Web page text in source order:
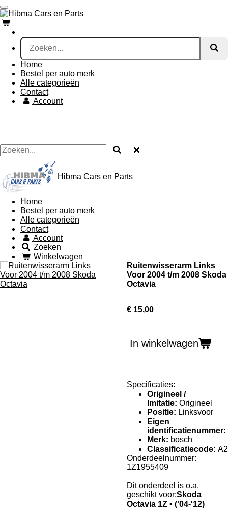
Ga
direct
naar
de
hoofdinhoud
Home
Bestel per auto merk
Alle categorieën
Contact
Account
Hibma Cars en Parts
Home
Bestel per auto merk
Alle categorieën
Contact
Account
Zoeken
Winkelwagen
Ruitenwisserarm Links
Voor 2004 t/m 2008 Skoda
Octavia
€ 15,00
In winkelwagen
Specificaties:
Origineel /
Imitatie: Origineel
Positie: Linksvoor
Eigen
identificatienummer:
Merk: bosch
Classificatiecode: A2
Onderdeelnummer:
1Z1955409
Dit onderdeel is o.a.
geschikt voor:Skoda
Octavia 1Z • ('04-'12)